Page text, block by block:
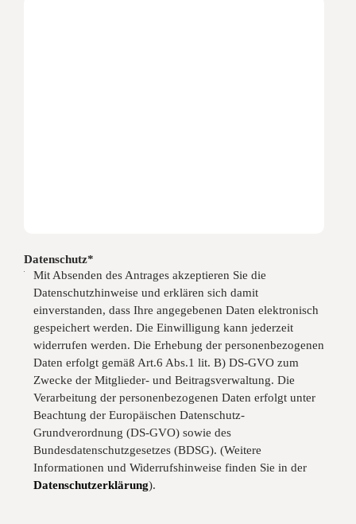
Datenschutz*
Mit Absenden des Antrages akzeptieren Sie die
Datenschutzhinweise und erklären sich damit
einverstanden, dass Ihre angegebenen Daten elektronisch
gespeichert werden. Die Einwilligung kann jederzeit
widerrufen werden. Die Erhebung der personenbezogenen
Daten erfolgt gemäß Art.6 Abs.1 lit. B) DS-GVO zum
Zwecke der Mitglieder- und Beitragsverwaltung. Die
Verarbeitung der personenbezogenen Daten erfolgt unter
Beachtung der Europäischen Datenschutz-
Grundverordnung (DS-GVO) sowie des
Bundesdatenschutzgesetzes (BDSG). (Weitere
Informationen und Widerrufshinweise finden Sie in der
Datenschutzerklärung).